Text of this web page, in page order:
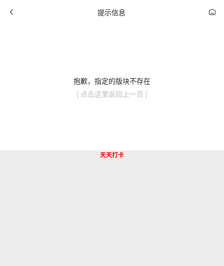
提示信息
抱歉，指定的版块不存在
[ 点击这里返回上一页 ]
天天打卡